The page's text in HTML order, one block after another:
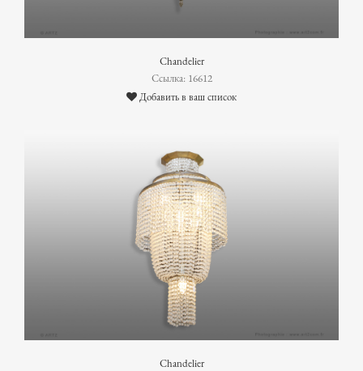
Chandelier
Ссылка: 16612
Добавить в ваш список
Chandelier